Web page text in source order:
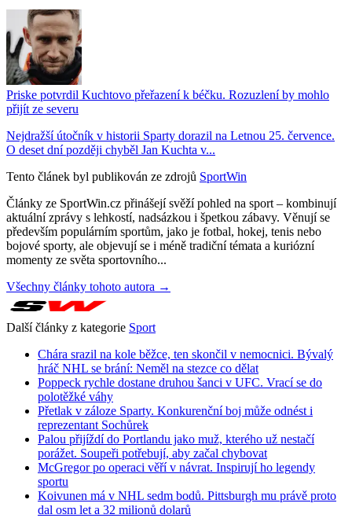
Priske potvrdil Kuchtovo přeřazení k béčku. Rozuzlení by mohlo
přijít ze severu
Nejdražší útočník v historii Sparty dorazil na Letnou 25. července.
O deset dní později chyběl Jan Kuchta v...
Tento článek byl publikován ze zdrojů SportWin
Články ze SportWin.cz přinášejí svěží pohled na sport – kombinují
aktuální zprávy s lehkostí, nadsázkou i špetkou zábavy. Věnují se
především populárním sportům, jako je fotbal, hokej, tenis nebo
bojové sporty, ale objevují se i méně tradiční témata a kuriózní
momenty ze světa sportovního...
Všechny články tohoto autora →
Další články z kategorie Sport
Chára srazil na kole běžce, ten skončil v nemocnici. Bývalý
hráč NHL se brání: Neměl na stezce co dělat
Poppeck rychle dostane druhou šanci v UFC. Vrací se do
polotěžké váhy
Přetlak v záloze Sparty. Konkurenční boj může odnést i
reprezentant Sochůrek
Palou přijíždí do Portlandu jako muž, kterého už nestačí
porážet. Soupeři potřebují, aby začal chybovat
McGregor po operaci věří v návrat. Inspirují ho legendy
sportu
Koivunen má v NHL sedm bodů. Pittsburgh mu právě proto
dal osm let a 32 milionů dolarů